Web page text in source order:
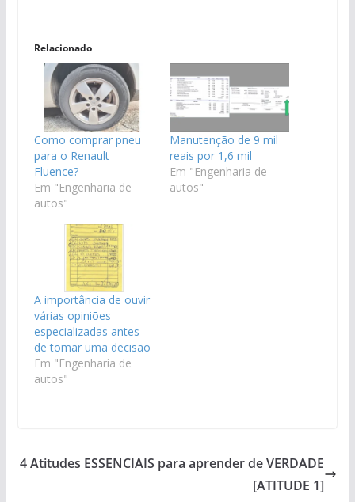
Relacionado
Como comprar pneu
para o Renault
Fluence?
Em "Engenharia de
autos"
Manutenção de 9 mil
reais por 1,6 mil
Em "Engenharia de
autos"
A importância de ouvir
várias opiniões
especializadas antes
de tomar uma decisão
Em "Engenharia de
autos"
4 Atitudes ESSENCIAIS para aprender de VERDADE
[ATITUDE 1]